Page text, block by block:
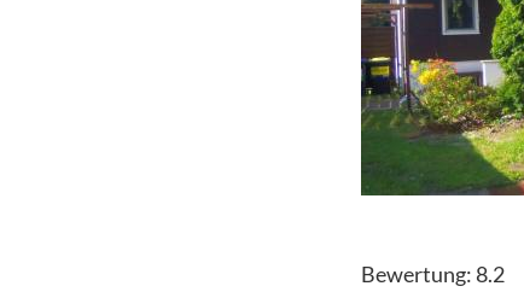
Bewertung: 8.2